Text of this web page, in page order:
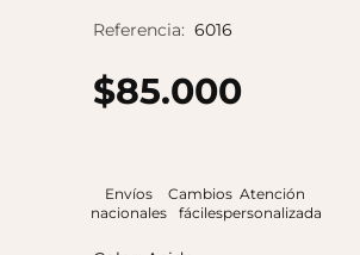
Referencia: 6016
$85.000
Envíos
nacionales
Cambios
fáciles
Atención
personalizada